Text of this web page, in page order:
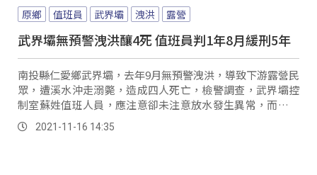
原鄉 值班員 武界壩 洩洪 露營
武界壩無預警洩洪釀4死 值班員判1年8月緩刑5年
南投縣仁愛鄉武界壩，去年9月無預警洩洪，導致下游露營民
眾，遭溪水沖走溺斃，造成四人死亡，檢警調查，武界壩控
制室蘇姓值班人員，應注意卻未注意放水發生異常，而且在
值班日誌「填載不實紀錄」，經南投地院審結，...。
2021-11-16 14:35